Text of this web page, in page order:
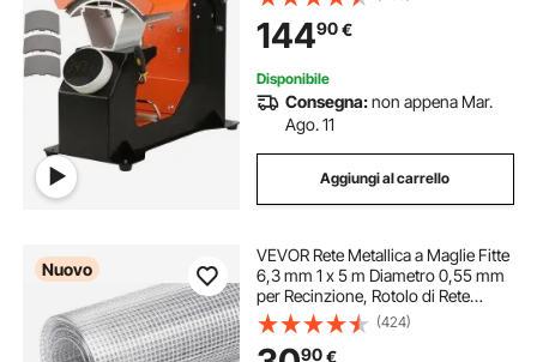
Automatica Controllo Tempo &
Temperatura 40℃ - 210℃ per
Nylon Lino Cotone
14490€
Disponibile
Consegna:non appena Mar.
Ago. 11
Aggiungi al carrello
Nuovo
VEVOR Rete Metallica a Maglie Fitte
6,3 mm 1 x 5 m Diametro 0,55 mm
per Recinzione, Rotolo di Rete
Zincata a Caldo Dopo la Saldatura,
per Divisione Protezione di Orti
Giardini Pollame Conigli Animali
(424)
90€